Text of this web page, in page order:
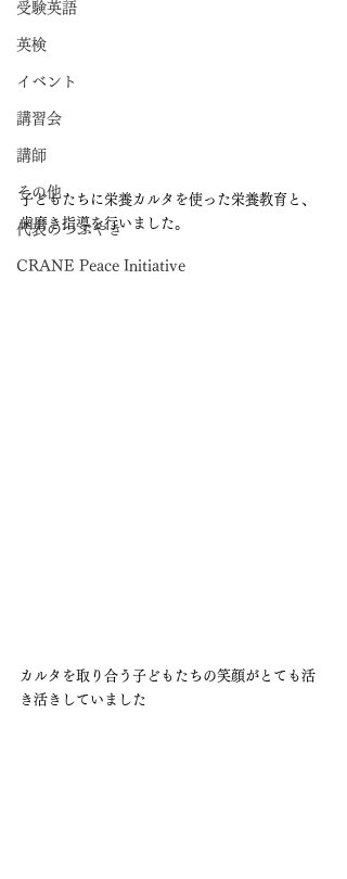
受験英語
英検
イベント
講習会
講師
その他
代表のつぶやき
CRANE Peace Initiative
子どもたちに栄養カルタを使った栄養教育と、
歯磨き指導を行いました。
カルタを取り合う子どもたちの笑顔がとても活
き活きしていました